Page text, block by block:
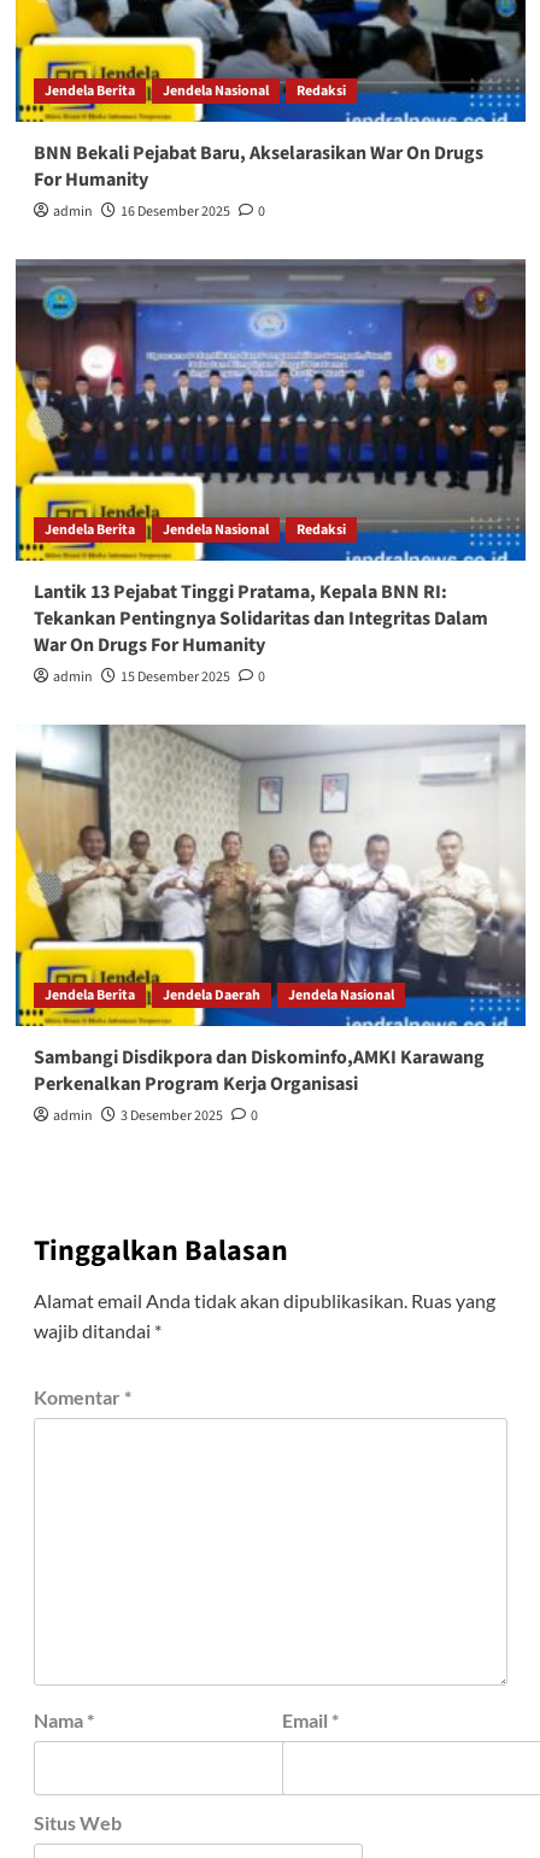
Jendela Berita Jendela Nasional Redaksi
BNN Bekali Pejabat Baru, Akselarasikan War On Drugs
For Humanity
admin 16 Desember 2025 0
Jendela Berita Jendela Nasional Redaksi
Lantik 13 Pejabat Tinggi Pratama, Kepala BNN RI:
Tekankan Pentingnya Solidaritas dan Integritas Dalam
War On Drugs For Humanity
admin 15 Desember 2025 0
Jendela Berita Jendela Daerah Jendela Nasional
Sambangi Disdikpora dan Diskominfo,AMKI Karawang
Perkenalkan Program Kerja Organisasi
admin 3 Desember 2025 0
Tinggalkan Balasan
Alamat email Anda tidak akan dipublikasikan. Ruas yang
wajib ditandai *
Komentar *
Nama * Email *
Situs Web